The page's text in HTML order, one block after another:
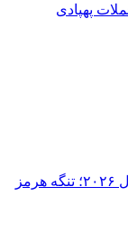
پهپادی
پیش‌بینی بارکلیز از نفت ۹۶ دلاری در سال ۲۰۲۶؛ تنگه هرمز